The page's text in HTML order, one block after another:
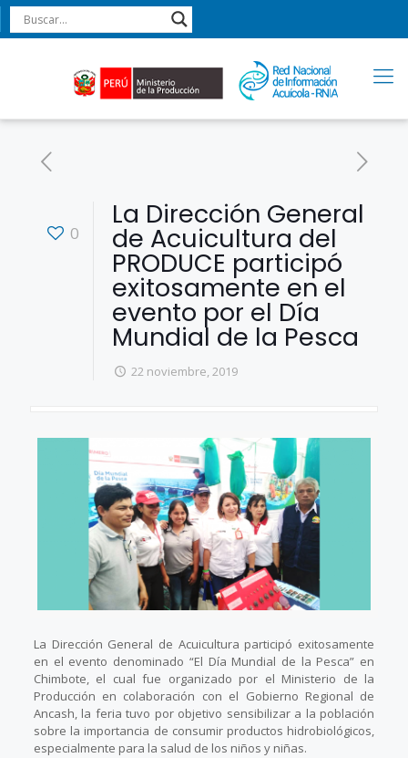
0
La Dirección General
de Acuicultura del
PRODUCE participó
exitosamente en el
evento por el Día
Mundial de la Pesca
22 noviembre, 2019
La Dirección General de Acuicultura participó exitosamente
en el evento denominado “El Día Mundial de la Pesca” en
Chimbote, el cual fue organizado por el Ministerio de la
Producción en colaboración con el Gobierno Regional de
Ancash, la feria tuvo por objetivo sensibilizar a la población
sobre la importancia de consumir productos hidrobiológicos,
especialmente para la salud de los niños y niñas.